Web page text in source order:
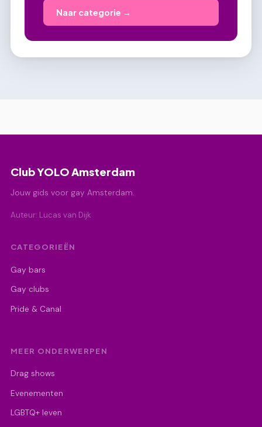
Naar categorie →
Club YOLO Amsterdam
Jouw gids voor gay Amsterdam.
Auteur: Lucas van Dijk
CATEGORIEËN
Gay bars
Gay clubs
Pride & Canal
MEER ONDERWERPEN
Drag shows
Evenementen
LGBTQ+ leven